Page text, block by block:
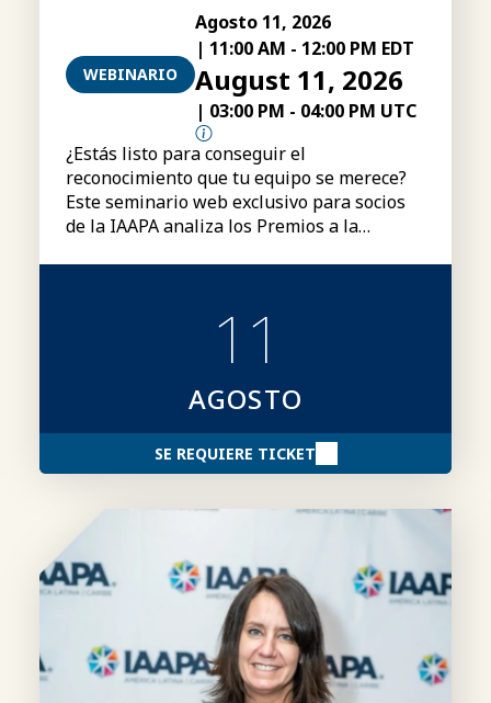
WEBINARIO
Agosto 11, 2026
| 11:00 AM - 12:00 PM EDT
August 11, 2026
| 03:00 PM - 04:00 PM UTC
¿Estás listo para conseguir el
reconocimiento que tu equipo se merece?
Este seminario web exclusivo para socios
de la IAAPA analiza los Premios a la
de candidaturas y consejos para elaborar
11
AGOSTO
SE REQUIERE TICKET